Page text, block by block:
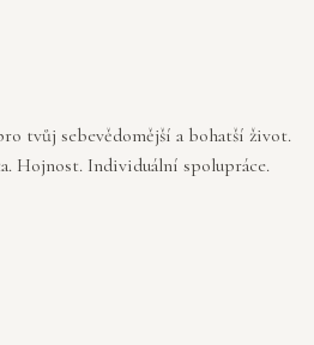
tvůj sebevědomější a bohatší život.
Hojnost. Individuální spolupráce.